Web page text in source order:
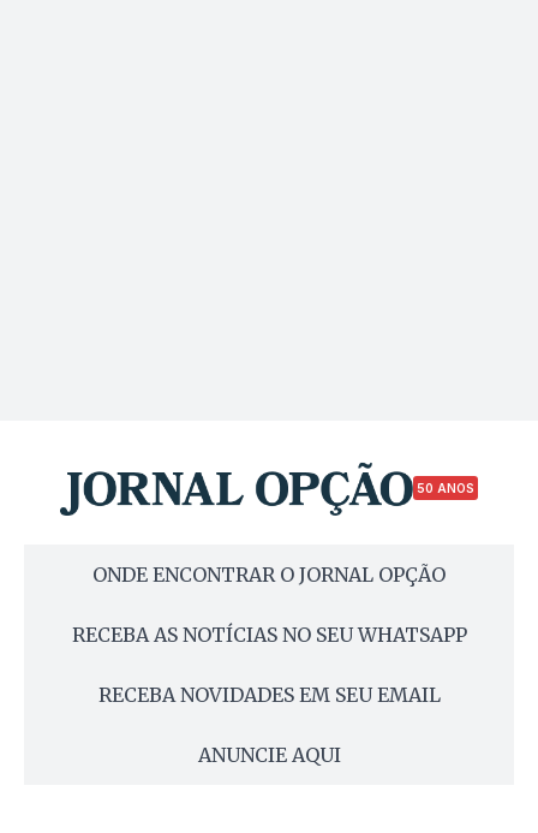
50 ANOS
ONDE ENCONTRAR O JORNAL OPÇÃO
RECEBA AS NOTÍCIAS NO SEU WHATSAPP
RECEBA NOVIDADES EM SEU EMAIL
ANUNCIE AQUI